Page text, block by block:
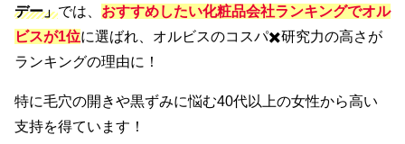
デー」では、 おすすめしたい化粧品会社ランキングでオル
ビスが1位に選ばれ、オルビスのコスパ✖️研究力の高さが
ランキングの理由に！
特に毛穴の開きや黒ずみに悩む40代以上の女性から高い
支持を得ています！